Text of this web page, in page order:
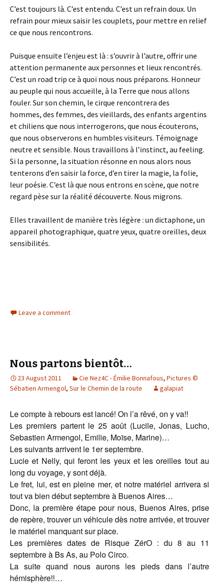
C’est toujours là. C’est entendu. C’est un refrain doux. Un
refrain pour mieux saisir les couplets, pour mettre en relief
ce que nous rencontrons.
Puisque ensuite l’enjeu est là : s’ouvrir à l’autre, offrir une
attention permanente aux personnes et lieux rencontrés.
C’est un road trip ce à quoi nous nous préparons. Honneur
au peuple qui nous accueille, à la Terre que nous allons
fouler. Sur son chemin, le cirque rencontrera des
hommes, des femmes, des vieillards, des enfants argentins
et chiliens que nous interrogerons, que nous écouterons,
que nous observerons en humbles visiteurs. Témoignage
neutre et sensible. Nous travaillons à l’instinct, au feeling.
Si la personne, la situation résonne en nous alors nous
tenterons d’en saisir la force, d’en tirer la magie, la folie,
leur poésie. C’est là que nous entrons en scène, que notre
regard pèse sur la réalité découverte. Nous migrons.
Elles travaillent de manière très légère : un dictaphone, un
appareil photographique, quatre yeux, quatre oreilles, deux
sensibilités.
Leave a comment
Nous partons bientôt…
23 August 2011 Cie Nez4C - Émilie Bonnafous, Pictures ©
Sébatien Armengol, Sur le Chemin de la route galapiat
Le compte à rebours est lancé! On l’a rêvé, on y va!!
Les premiers partent le 25 août (Lucile, Jonas, Lucho,
Sebastien Armengol, Emilie, Moïse, Marine)…
Les suivants arrivent le 1er septembre.
Lucie et Nelly, qui feront les yeux et les oreilles tout au
long du voyage, y sont déjà.
Le fret, lui, est en pleine mer, et notre matériel arrivera si
tout va bien début septembre à Buenos Aires…
Donc, la première étape pour nous, Buenos Aires, prise
de repère, trouver un véhicule dès notre arrivée, et trouver
le matériel manquant sur place.
Les premières dates de Risque ZérO : du 8 au 11
septembre à Bs As, au Polo Circo.
La suite quand nous aurons les pieds dans l’autre
hémisphère!!…